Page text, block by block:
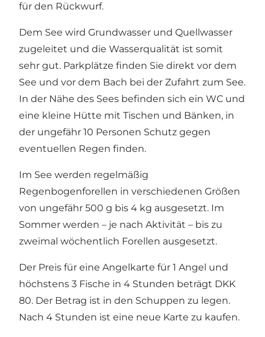
für den Rückwurf.
Dem See wird Grundwasser und Quellwasser
zugeleitet und die Wasserqualität ist somit
sehr gut. Parkplätze finden Sie direkt vor dem
See und vor dem Bach bei der Zufahrt zum See.
In der Nähe des Sees befinden sich ein WC und
eine kleine Hütte mit Tischen und Bänken, in
der ungefähr 10 Personen Schutz gegen
eventuellen Regen finden.
Im See werden regelmäßig
Regenbogenforellen in verschiedenen Größen
von ungefähr 500 g bis 4 kg ausgesetzt. Im
Sommer werden – je nach Aktivität – bis zu
zweimal wöchentlich Forellen ausgesetzt.
Der Preis für eine Angelkarte für 1 Angel und
höchstens 3 Fische in 4 Stunden beträgt DKK
80. Der Betrag ist in den Schuppen zu legen.
Nach 4 Stunden ist eine neue Karte zu kaufen.